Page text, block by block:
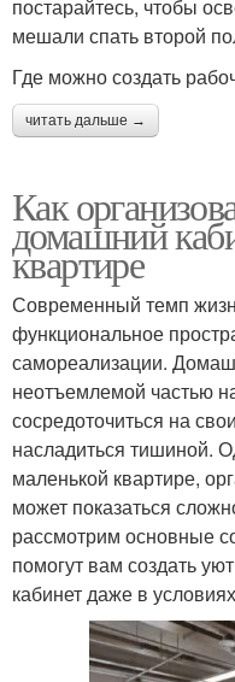
постарайтесь, чтобы
мешали спать второй
Где можно создать
читать дальше →
Как
домашний
квартире
Современный темп
функциональное
самореализации.
неотъемлемой частью
сосредоточиться на
насладиться тишиной.
маленькой квартире,
может показаться
рассмотрим основные
помогут вам создать
кабинет даже в